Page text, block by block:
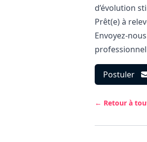
d’évolution
Prêt(e) à
Envoyez-
Postuler
← Retour à